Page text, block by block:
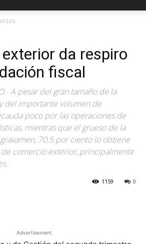
da respiro
fiscal
A pesar del gran tamaño de la
del importante volumen de
poco por las operaciones de
mientras que el grueso de la
70.5 por ciento lo obtiene
comercio exterior, principalmente
0
1159
Advertisement